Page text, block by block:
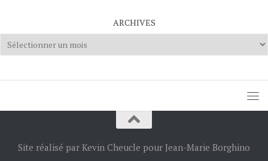
ARCHIVES
Archives
Site réalisé par Kevin Cheucle pour Jean-Marie Borghino